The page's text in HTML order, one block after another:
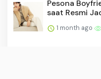
Pesona
saat Resmi
1 month ago